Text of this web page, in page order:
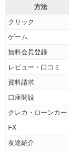
方法
クリック
ゲーム
無料会員登録
レビュー・口コミ
資料請求
口座開設
クレカ・ローンカー
FX
友達紹介